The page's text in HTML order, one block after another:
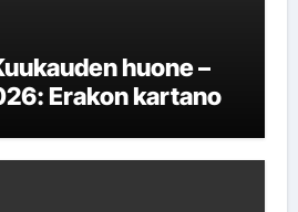
huone –
Erakon kartano